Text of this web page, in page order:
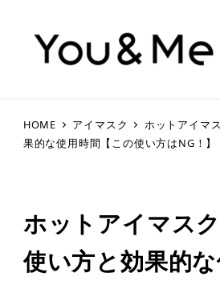
HOME アイマスク
ホットアイマ
果的な使用時間【この使い方はNG！】
ホットアイマス
使い方と効果的